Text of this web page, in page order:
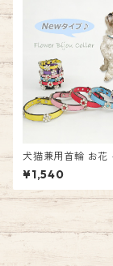
犬猫兼用首輪 お花
ジュー 首輪 【T2
用 犬用 ねこちゃん
ん用 犬猫兼用 ラ
花 モチーフ レザー
レザー 宝石 エミリ
emilystyle
¥1,540